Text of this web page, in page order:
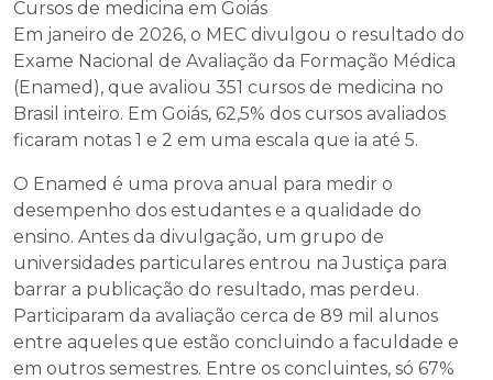
Cursos de medicina em Goiás
Em janeiro de 2026, o MEC divulgou o resultado do
Exame Nacional de Avaliação da Formação Médica
(Enamed), que avaliou 351 cursos de medicina no
Brasil inteiro. Em Goiás, 62,5% dos cursos avaliados
ficaram notas 1 e 2 em uma escala que ia até 5.
O Enamed é uma prova anual para medir o
desempenho dos estudantes e a qualidade do
ensino. Antes da divulgação, um grupo de
universidades particulares entrou na Justiça para
barrar a publicação do resultado, mas perdeu.
Participaram da avaliação cerca de 89 mil alunos
entre aqueles que estão concluindo a faculdade e
em outros semestres. Entre os concluintes, só 67%